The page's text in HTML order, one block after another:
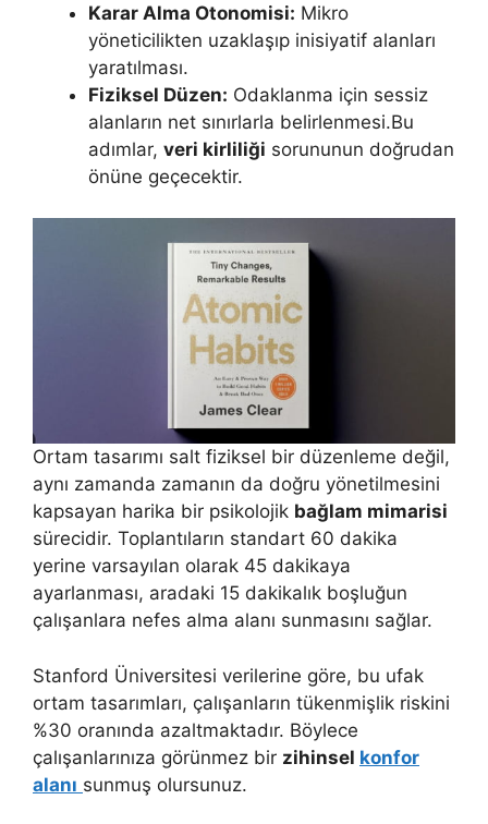
Karar Alma Otonomisi: Mikro
yöneticilikten uzaklaşıp inisiyatif alanları
yaratılması.
Fiziksel Düzen: Odaklanma için sessiz
alanların net sınırlarla belirlenmesi.Bu
adımlar, veri kirliliği sorununun doğrudan
önüne geçecektir.
Ortam tasarımı salt fiziksel bir düzenleme değil,
aynı zamanda zamanın da doğru yönetilmesini
kapsayan harika bir psikolojik bağlam mimarisi
sürecidir. Toplantıların standart 60 dakika
yerine varsayılan olarak 45 dakikaya
ayarlanması, aradaki 15 dakikalık boşluğun
çalışanlara nefes alma alanı sunmasını sağlar.
Stanford Üniversitesi verilerine göre, bu ufak
ortam tasarımları, çalışanların tükenmişlik riskini
%30 oranında azaltmaktadır. Böylece
çalışanlarınıza görünmez bir zihinsel konfor
alanı sunmuş olursunuz.